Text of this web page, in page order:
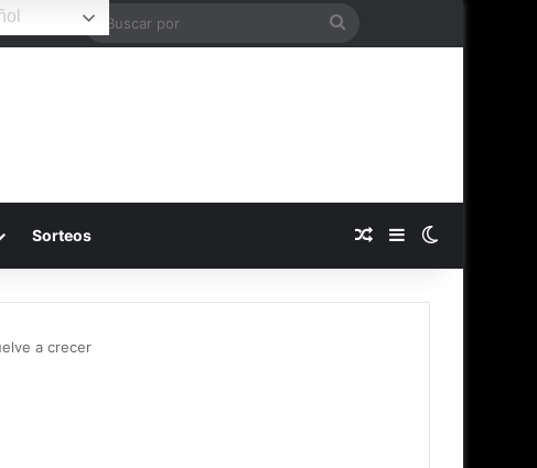
Buscar
Sorteos Publicación al azar
Barra lateral
a crecer